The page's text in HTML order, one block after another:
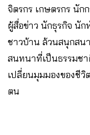
จิตรกร เกษตรกร นัก
ผู้สื่อข่าว นักธุรกิจ นั
ชาวบ้าน ล้วนสนุกสน
สนทนาที่เป็นธรรมช
เปลี่ยนมุมมองของชีวิ
ตน